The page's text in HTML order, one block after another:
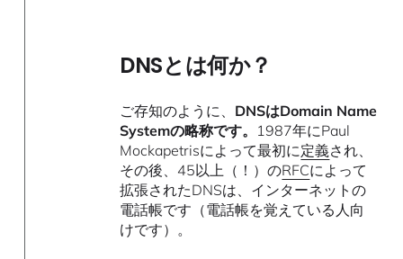
DNSとは何か？
ご存知のように、 DNSはDomain Name
Systemの略称です。 1987年にPaul
Mockapetrisによって最初に定義され、
その後、45以上（！）のRFCによって
拡張されたDNSは、インターネットの
電話帳です（電話帳を覚えている人向
けです）。